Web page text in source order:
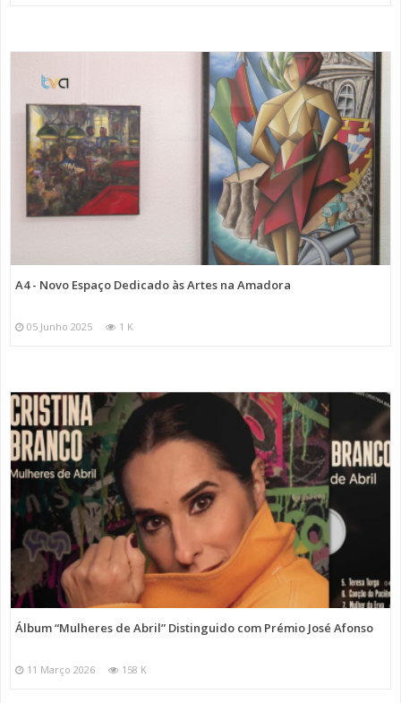
A4 - Novo Espaço Dedicado às Artes na Amadora
05 Junho 2025 1 K
Álbum “Mulheres de Abril” Distinguido com Prémio José Afonso
11 Março 2026 158 K